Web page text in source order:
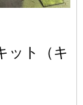
ット（キ